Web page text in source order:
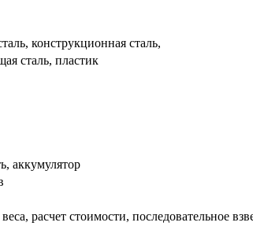
конструкционная сталь,
сталь, пластик
аккумулятор
расчет стоимости, последовательное